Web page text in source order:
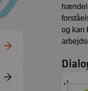
og kan